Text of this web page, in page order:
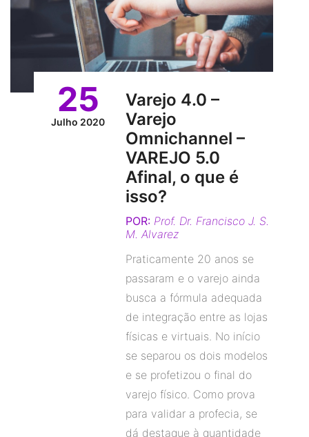
25
Julho 2020
Varejo 4.0 –
Varejo
Omnichannel –
VAREJO 5.0
Afinal, o que é
isso?
POR: Prof. Dr. Francisco J. S.
M. Alvarez
Praticamente 20 anos se
passaram e o varejo ainda
busca a fórmula adequada
de integração entre as lojas
físicas e virtuais. No início
se separou os dois modelos
e se profetizou o final do
varejo físico. Como prova
para validar a profecia, se
dá destaque à quantidade